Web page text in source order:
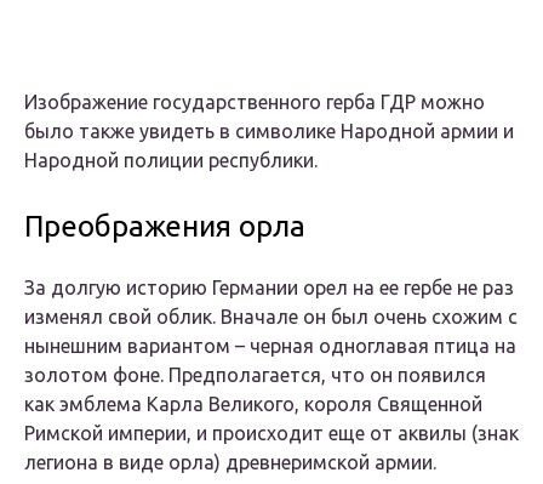
Изображение государственного герба ГДР можно
было также увидеть в символике Народной армии и
Народной полиции республики.
Преображения орла
За долгую историю Германии орел на ее гербе не раз
изменял свой облик. Вначале он был очень схожим с
нынешним вариантом – черная одноглавая птица на
золотом фоне. Предполагается, что он появился
как эмблема Карла Великого, короля Священной
Римской империи, и происходит еще от аквилы (знак
легиона в виде орла) древнеримской армии.